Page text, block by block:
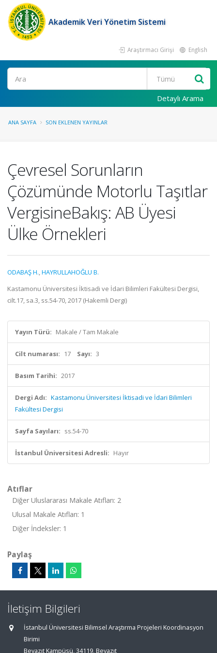
Akademik Veri Yönetim Sistemi
Araştırmacı Girişi English
Ara
Detaylı Arama
ANA SAYFA SON EKLENEN YAYINLAR
Çevresel Sorunların
Çözümünde Motorlu Taşıtlar
VergisineBakış: AB Üyesi
Ülke Örnekleri
ODABAŞ H.,HAYRULLAHOĞLU B.
Kastamonu Üniversitesi İktisadi ve İdari Bilimleri Fakültesi Dergisi,
cilt.17, sa.3, ss.54-70, 2017 (Hakemli Dergi)
Yayın Türü: Makale / Tam Makale
Cilt numarası: 17 Sayı: 3
Basım Tarihi: 2017
Dergi Adı: Kastamonu Üniversitesi İktisadi ve İdari Bilimleri
Fakültesi Dergisi
Sayfa Sayıları: ss.54-70
İstanbul Üniversitesi Adresli: Hayır
Atıflar
Diğer Uluslararası Makale Atıfları: 2
Ulusal Makale Atıfları: 1
Diğer İndeksler: 1
Paylaş
İletişim Bilgileri
İstanbul Üniversitesi Bilimsel Araştırma Projeleri Koordinasyon
Birimi
Beyazıt Kampüsü, 34119, Beyazıt